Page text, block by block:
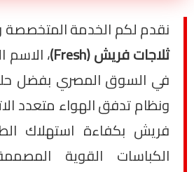
نقدم لكم الخدمة المتخصصة
ثلاجات فريش (Fresh)
، الاسم
في السوق المصري بفضل
ونظام تدفق الهواء متعدد
فريش بكفاءة استهلاك
الكباسات القوية